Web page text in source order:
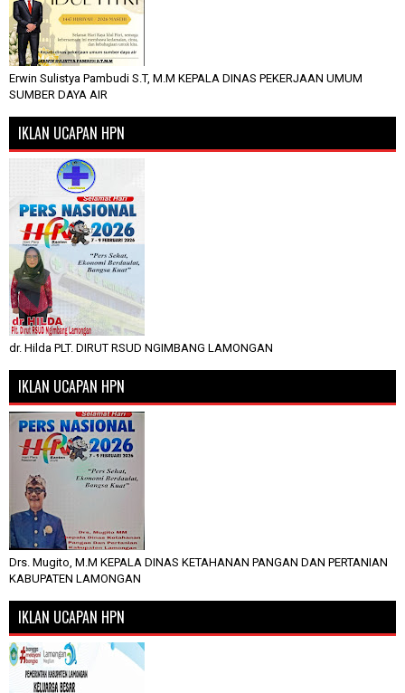
Erwin Sulistya Pambudi S.T, M.M KEPALA DINAS PEKERJAAN UMUM
SUMBER DAYA AIR
IKLAN UCAPAN HPN
dr. Hilda PLT. DIRUT RSUD NGIMBANG LAMONGAN
IKLAN UCAPAN HPN
Drs. Mugito, M.M KEPALA DINAS KETAHANAN PANGAN DAN PERTANIAN
KABUPATEN LAMONGAN
IKLAN UCAPAN HPN